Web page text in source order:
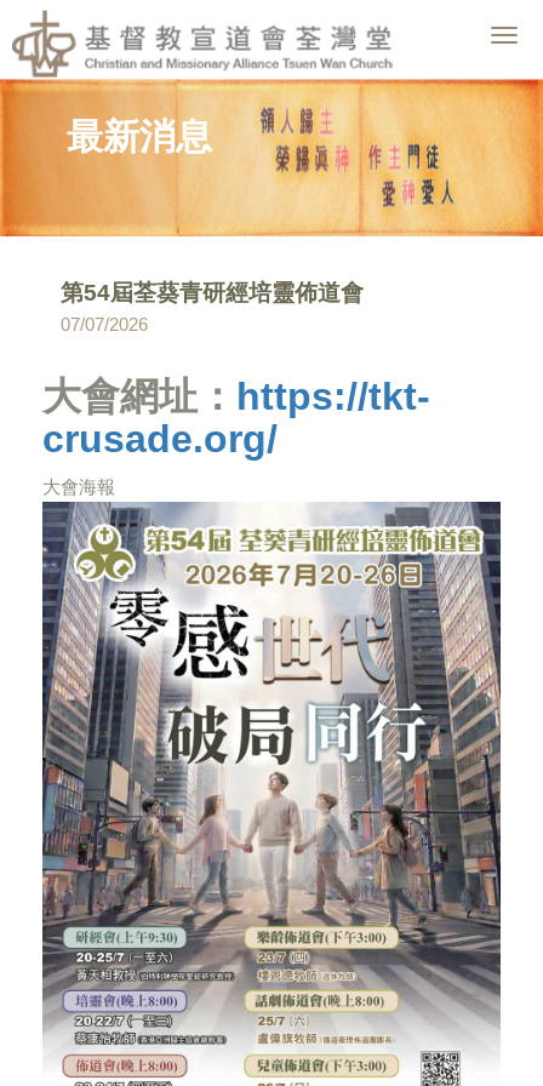
最新消息
第54屆荃葵青研經培靈佈道會
07/07/2026
大會網址： https://tkt-
crusade.org/
大會海報